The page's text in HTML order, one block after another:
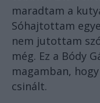
maradtam a
Sóhajtottam
nem jutottam
még. Ez a Bódy
magamban,
csinált.